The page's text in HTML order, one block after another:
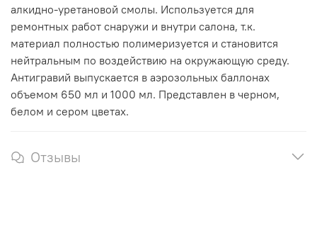
алкидно-уретановой смолы. Используется для
ремонтных работ снаружи и внутри салона, т.к.
материал полностью полимеризуется и становится
нейтральным по воздействию на окружающую среду.
Антигравий выпускается в аэрозольных баллонах
объемом 650 мл и 1000 мл. Представлен в черном,
белом и сером цветах.
Отзывы